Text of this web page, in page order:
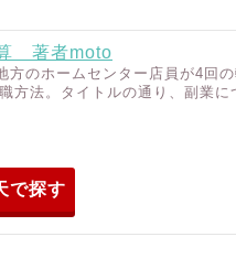
著者moto
方のホームセンター店員が4回
方法。タイトルの通り、副業に
で探す